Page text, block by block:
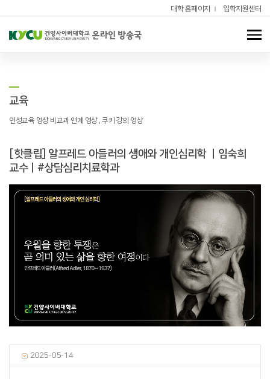
대학 홈페이지 입학지원센터
교육
인성교육 영상 비교과 연계 영상 , 쿠키 강의 영상
[핫클립] 알프레드 아들러의 생애와 개인심리학 ㅣ임숙희
교수ㅣ#상담심리치료학과
2025-05-14